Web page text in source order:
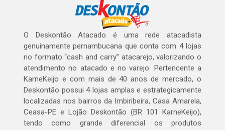
O Deskontão Atacado é uma rede atacadista
genuinamente pernambucana que conta com 4 lojas
no formato “cash and carry” atacarejo, valorizando o
atendimento no atacado e no varejo. Pertencente a
KarneKeijo e com mais de 40 anos de mercado, o
Deskontão possui 4 lojas amplas e estrategicamente
localizadas nos bairros da Imbiribeira, Casa Amarela,
Ceasa-PE e Lojão Deskontão (BR 101 KarneKeijo),
tendo como grande diferencial os produtos